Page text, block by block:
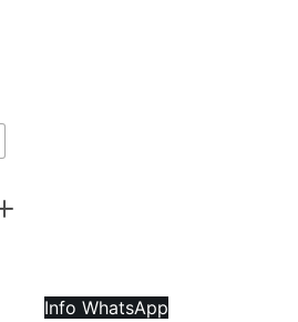
Info WhatsApp